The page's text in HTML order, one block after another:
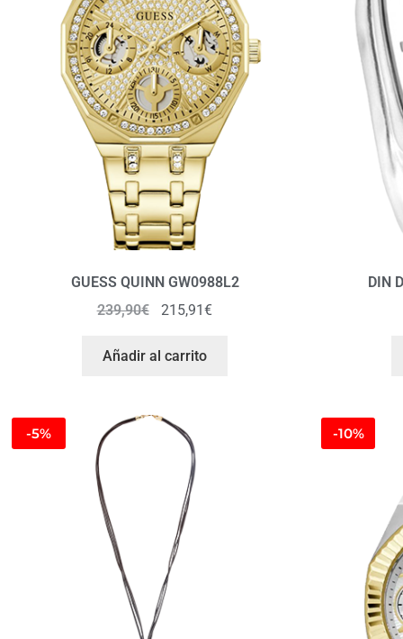
GUESS QUINN GW0988L2
239,90€ 215,91€
Añadir al carrito
DIN
-5% -10%